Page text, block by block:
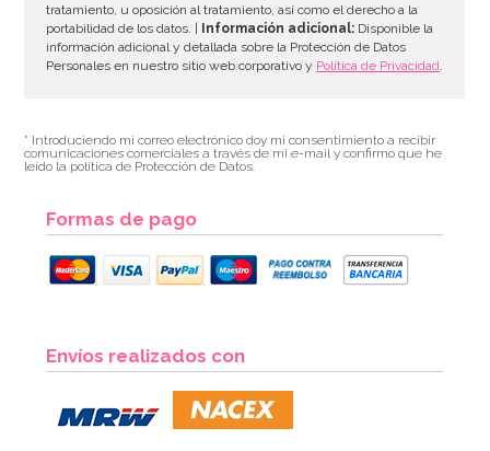
tratamiento, u oposición al tratamiento, así como el derecho a la
portabilidad de los datos. |
Información adicional: Disponible la
información adicional y detallada sobre la Protección de Datos
Personales en nuestro sitio web corporativo y Política de Privacidad.
* Introduciendo mi correo electrónico doy mi consentimiento a recibir
comunicaciones comerciales a través de mi e-mail y confirmo que he
leído la política de Protección de Datos.
Formas de pago
Envíos realizados con